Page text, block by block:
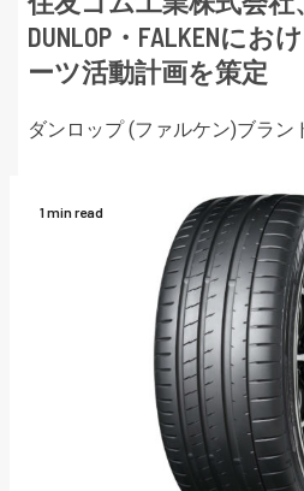
DUNLOP・FALKENに
ーツ活動計画を策定
ダンロップ (ファルケン)ブラン
1 min read